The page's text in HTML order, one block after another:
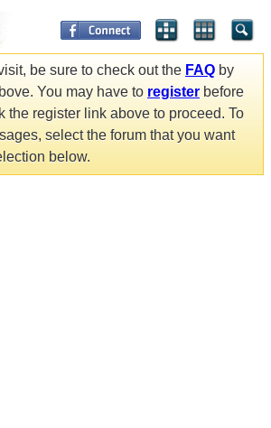
be sure to check out the FAQ by
You may have to register before
the register link above to proceed. To
select the forum that you want
below.